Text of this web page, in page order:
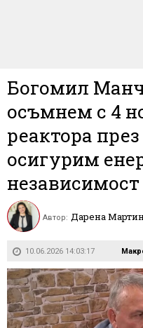
Богомил
осъмнем с 4
реактора
осигурим
независимост
Автор: Дарена
10.06.2026 14:03:17